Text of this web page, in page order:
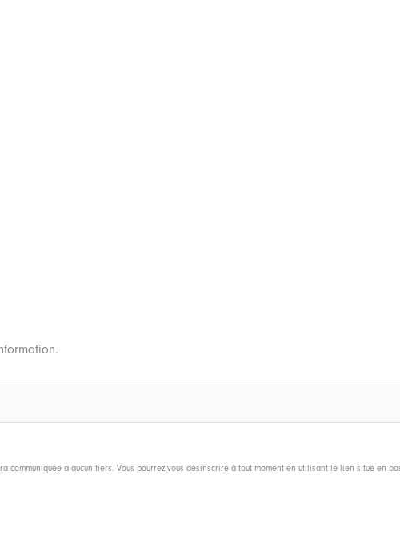
à aucun tiers. Vous pourrez vous désinscrire à tout moment en utilisant le lien situé en